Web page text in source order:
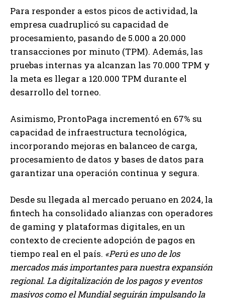
Para responder a estos picos de actividad, la
empresa cuadruplicó su capacidad de
procesamiento, pasando de 5.000 a 20.000
transacciones por minuto (TPM). Además, las
pruebas internas ya alcanzan las 70.000 TPM y
la meta es llegar a 120.000 TPM durante el
desarrollo del torneo.
Asimismo, ProntoPaga incrementó en 67% su
capacidad de infraestructura tecnológica,
incorporando mejoras en balanceo de carga,
procesamiento de datos y bases de datos para
garantizar una operación continua y segura.
Desde su llegada al mercado peruano en 2024, la
fintech ha consolidado alianzas con operadores
de gaming y plataformas digitales, en un
contexto de creciente adopción de pagos en
tiempo real en el país. «Perú es uno de los
mercados más importantes para nuestra expansión
regional. La digitalización de los pagos y eventos
masivos como el Mundial seguirán impulsando la